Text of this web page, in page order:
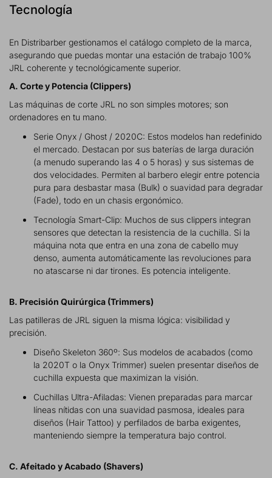
Tecnología
En Distribarber gestionamos el catálogo completo de la marca,
asegurando que puedas montar una estación de trabajo 100%
JRL coherente y tecnológicamente superior.
A. Corte y Potencia (Clippers)
Las máquinas de corte JRL no son simples motores; son
ordenadores en tu mano.
Serie Onyx / Ghost / 2020C: Estos modelos han redefinido
el mercado. Destacan por sus baterías de larga duración
(a menudo superando las 4 o 5 horas) y sus sistemas de
dos velocidades. Permiten al barbero elegir entre potencia
pura para desbastar masa (Bulk) o suavidad para degradar
(Fade), todo en un chasis ergonómico.
Tecnología Smart-Clip: Muchos de sus clippers integran
sensores que detectan la resistencia de la cuchilla. Si la
máquina nota que entra en una zona de cabello muy
denso, aumenta automáticamente las revoluciones para
no atascarse ni dar tirones. Es potencia inteligente.
B. Precisión Quirúrgica (Trimmers)
Las patilleras de JRL siguen la misma lógica: visibilidad y
precisión.
Diseño Skeleton 360º: Sus modelos de acabados (como
la 2020T o la Onyx Trimmer) suelen presentar diseños de
cuchilla expuesta que maximizan la visión.
Cuchillas Ultra-Afiladas: Vienen preparadas para marcar
líneas nítidas con una suavidad pasmosa, ideales para
diseños (Hair Tattoo) y perfilados de barba exigentes,
manteniendo siempre la temperatura bajo control.
C. Afeitado y Acabado (Shavers)